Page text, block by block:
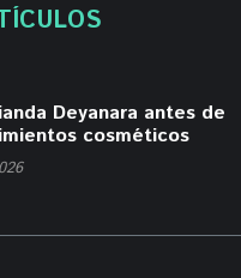
Deyanara antes de
cosméticos